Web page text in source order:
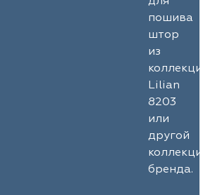
пошива
штор
из
Lilian
8203
или
другой
коллекции
бренда.